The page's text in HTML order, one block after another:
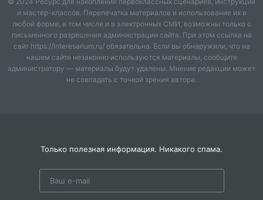
доска- положение о проведении соревнований.
Приглашенные:нет.
Участники:
Кадеты 7 «А», 7 «Б», 8 «А»,8 «Б» , 9 «А»,9 «Б» 10
1.Состязание
между
вбеге на 60
и мастер-классов. Перепечатка материалов и использование их в
любой форме, в том числе и в электронных СМИ, возможны только с
письменного разрешения администрации сайта. При этом ссылка на
сайт https://interesarium.ru/ обязательна. Если вы обнаружили, что на
нашем сайте незаконно используются материалы, сообщите
администратору — материалы будут удалены. Мнение редакции может
не совпадать с точкой зрения автора.
Только полезная информация. Никакого спама.